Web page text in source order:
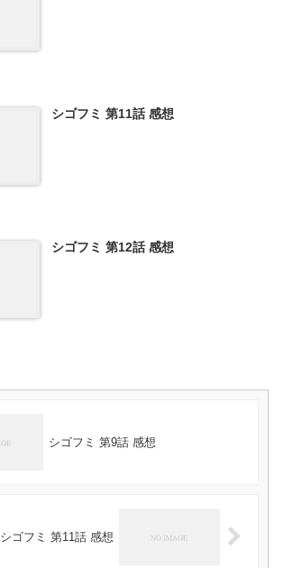
シゴフミ 第11話 感想
シゴフミ 第12話 感想
シゴフミ 第9話 感想
シゴフミ 第11話 感想